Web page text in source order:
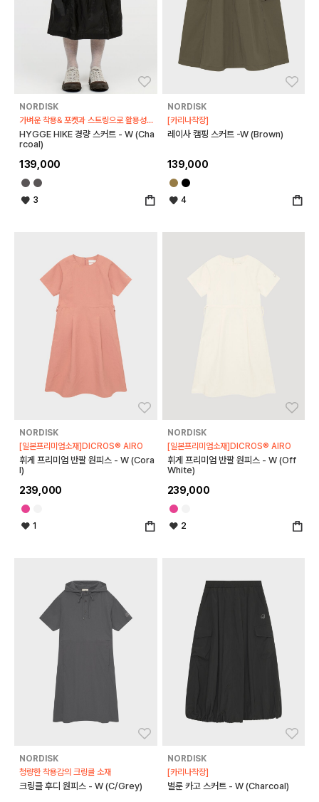
NORDISK
가벼운 착용& 포켓과 스트링으로 활용성UP
HYGGE HIKE 경량 스커트 - W (Cha
rcoal)
139,000
3
NORDISK
[카리나착장]
레이사 캠핑 스커트 -W (Brown)
139,000
4
NORDISK
[일본프리미엄소재]DICROS® AIRO
휘게 프리미엄 반팔 원피스 - W (Cora
l)
239,000
1
NORDISK
[일본프리미엄소재]DICROS® AIRO
휘게 프리미엄 반팔 원피스 - W (Off
White)
239,000
2
NORDISK
청량한 착용감의 크링클 소재
크링클 후디 원피스 - W (C/Grey)
NORDISK
[카리나착장]
벌룬 카고 스커트 - W (Charcoal)